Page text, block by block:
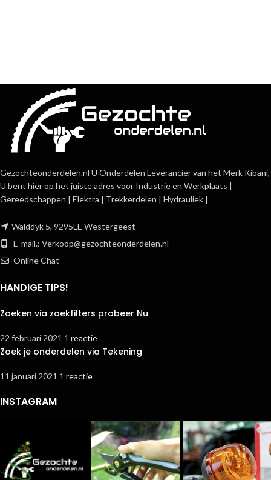
Gezochteonderdelen.nl U Onderdelen Leverancier van het Merk Kibani,
U bent hier op het juiste adres voor Industrie en Werkplaats |
Gereedschappen | Elektra | Trekkerdelen | Hydrauliek |
Walddyk 5, 9295LE Westergeest
E-mail.: Verkoop@gezochteonderdelen.nl
Online Chat
HANDIGE TIPS!
Zoeken via zoekfilters probeer Nu
22 februari 2021 1 reactie
Zoek je onderdelen via Tekening
11 januari 2021 1 reactie
INSTAGRAM